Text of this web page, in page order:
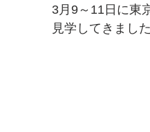
3月9～11日に東
見学してきました